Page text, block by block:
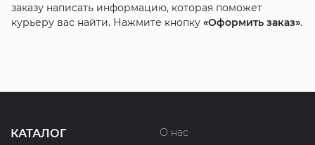
заказу написать информацию, которая поможет
курьеру вас найти. Нажмите кнопку «Оформить заказ».
КАТАЛОГ
О нас